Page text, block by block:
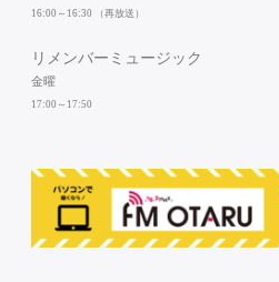
16:00～16:30 （再放送）
リメンバーミュージック
金曜
17:00～17:50